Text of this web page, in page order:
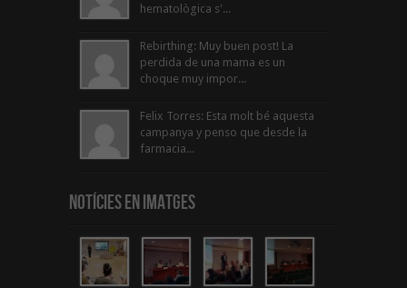
hematològica s'...
Rebirthing: Muy buen post! La
perdida de una mama es un
choque muy impor...
Felix Torres: Esta molt bé aquesta
campanya y penso que desde la
farmacia...
Notícies en Imatges